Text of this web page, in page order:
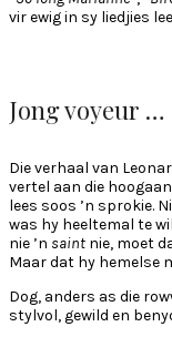
vir ewig in sy liedjies
Jong voyeur …
Die verhaal van
vertel aan die
lees soos ’n sprokie.
was hy heeltemal te
nie ’n saint nie, moet
Maar dat hy hemelse
Dog, anders as die
stylvol, gewild en